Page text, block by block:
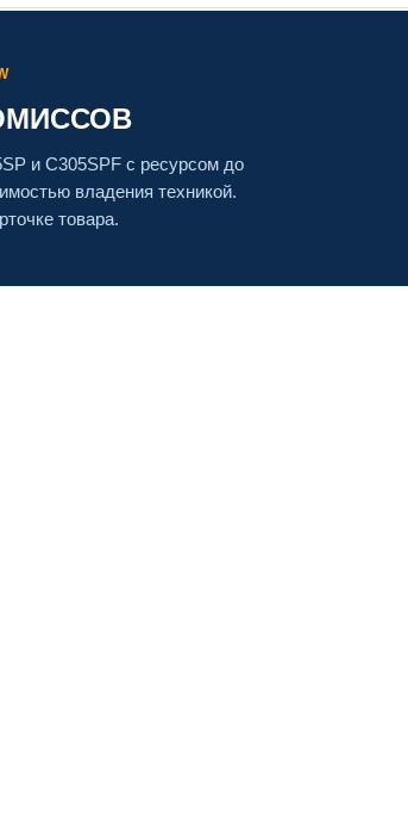
и C305SPF с ресурсом до
владения техникой.
товара.